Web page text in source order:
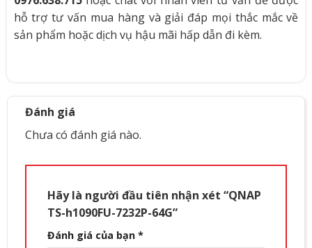
hỗ trợ tư vấn mua hàng và giải đáp mọi thắc mắc về
sản phẩm hoặc dịch vụ hậu mãi hấp dẫn đi kèm.
Đánh giá
Chưa có đánh giá nào.
Hãy là người đầu tiên nhận xét “QNAP
TS-h1090FU-7232P-64G”
Đánh giá của bạn *